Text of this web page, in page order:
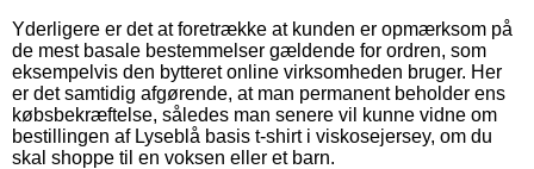
Yderligere er det at foretrække at kunden er opmærksom på
de mest basale bestemmelser gældende for ordren, som
eksempelvis den bytteret online virksomheden bruger. Her
er det samtidig afgørende, at man permanent beholder ens
købsbekræftelse, således man senere vil kunne vidne om
bestillingen af Lyseblå basis t-shirt i viskosejersey, om du
skal shoppe til en voksen eller et barn.